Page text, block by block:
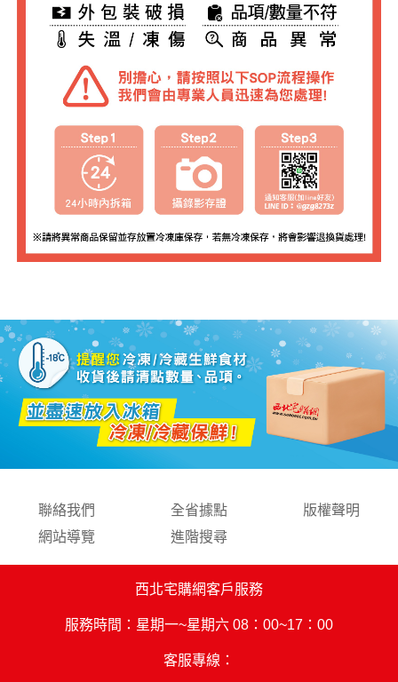
聯絡我們 全省據點
版權聲明
網站導覽
進階搜尋
西北宅購網客戶服務
服務時間：星期一~星期六 08：00~17：00
客服專線：